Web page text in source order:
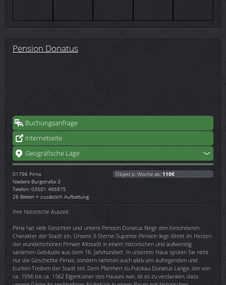
Pension Donatus
Buchungsanfrage
Internetseite
Geografische Lage
01796 Pirna
Niedere Burgstraße 3
Telefon: 03501 466875
26 Betten + zusätzlich Aufbettung
Objekt p. Woche ab: 110€
Ihre historische Auszeit.
Pirna hat viele Gesichter und unsere Pension Donatus fängt den besonderen
Charakter der Stadt ein. Unsere 3-Sterne-Superior-Pension liegt direkt im Herzen
der wunderschönen Pirnaer Altstadt in einem historischen und aufwendig
sanierten Gebäude aus dem 16. Jahrhundert. In unserem Haus spüren Sie nicht
nur die Geschichte Pirnas, sondern nehmen auch aktiv am aufregenden und
bunten Treiben der Stadt teil. Dem Pfarrherr zu Putzkau Donatus Lange, der von
ca. 1556 bis ca. 1562 Eigentümer des Hauses war, ist es zu verdanken, dass